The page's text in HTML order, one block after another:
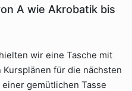
A wie Akrobatik bis
wir eine Tasche mit
für die nächsten
gemütlichen Tasse